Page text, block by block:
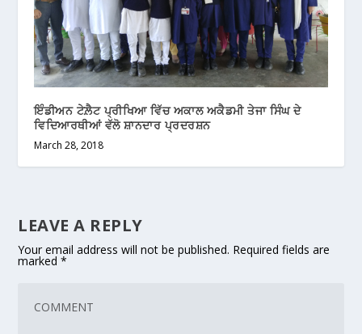
ਇੰਡੀਅਨ ਟੇਲ਼ੈਟ ਪ੍ਰੀਖਿਆ ਵਿੱਚ ਅਕਾਲ ਅਕੈਡਮੀ ਤੇਜਾ ਸਿੰਘ ਦੇ
ਵਿਦਿਆਰਥੀਆਂ ਵੱਲੋ ਸ਼ਾਨਦਾਰ ਪ੍ਰਦਰਸ਼ਨ
March 28, 2018
LEAVE A REPLY
Your email address will not be published. Required fields are
marked*